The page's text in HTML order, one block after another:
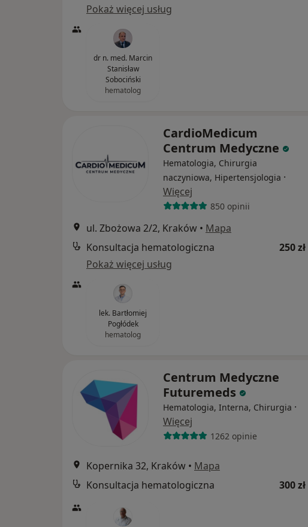
Pokaż więcej usług
dr n. med. Marcin
Stanisław
Sobociński
hematolog
CardioMedicum
Centrum Medyczne
Hematologia, Chirurgia
naczyniowa, Hipertensjologia ·
Więcej
850 opinii
ul. Zbożowa 2/2, Kraków • Mapa
Konsultacja hematologiczna
250 zł
Pokaż więcej usług
lek. Bartłomiej
Pogłódek
hematolog
Centrum Medyczne
Futuremeds
Hematologia, Interna, Chirurgia ·
Więcej
1262 opinie
Kopernika 32, Kraków • Mapa
Konsultacja hematologiczna
300 zł